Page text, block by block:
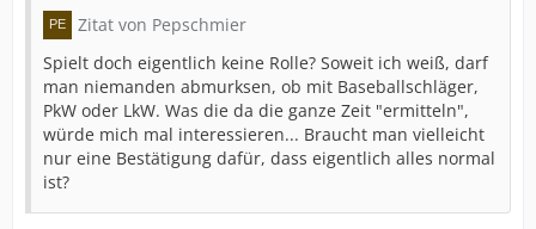
Zitat von Pepschmier
Spielt doch eigentlich keine Rolle? Soweit ich weiß, darf
man niemanden abmurksen, ob mit Baseballschläger,
PkW oder LkW. Was die da die ganze Zeit "ermitteln",
würde mich mal interessieren... Braucht man vielleicht
nur eine Bestätigung dafür, dass eigentlich alles normal
ist?